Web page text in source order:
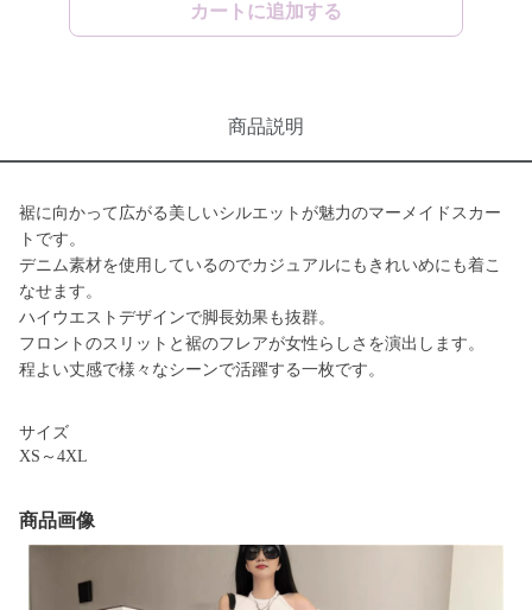
カートに追加する
商品説明
裾に向かって広がる美しいシルエットが魅力のマーメイドスカー
トです。
デニム素材を使用しているのでカジュアルにもきれいめにも着こ
なせます。
ハイウエストデザインで脚長効果も抜群。
フロントのスリットと裾のフレアが女性らしさを演出します。
程よい丈感で様々なシーンで活躍する一枚です。
サイズ
XS～4XL
商品画像